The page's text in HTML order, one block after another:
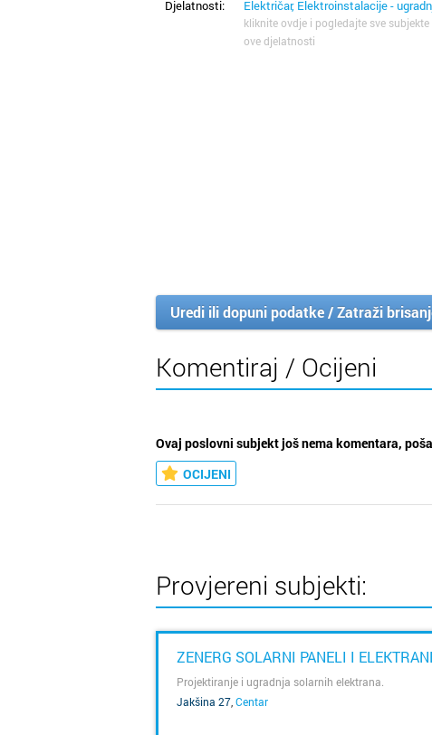
Djelatnosti: Električar, Elektroinstalacije -
kliknite ovdje i pogledajte sve subjekte
ove djelatnosti
Uredi ili dopuni podatke / Zatraži
Komentiraj / Ocijeni
Ovaj poslovni subjekt još nema komentara,
OCIJENI
Provjereni subjekti:
ZENERG SOLARNI PANELI I
Projektiranje i ugradnja solarnih elektrana.
Jakšina 27 Centar